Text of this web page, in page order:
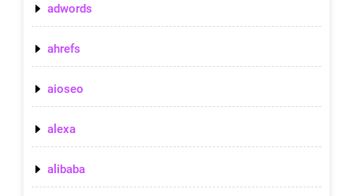
adwords
ahrefs
aioseo
alexa
alibaba